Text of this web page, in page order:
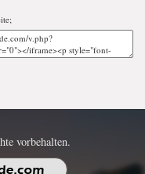
vorbehalten.